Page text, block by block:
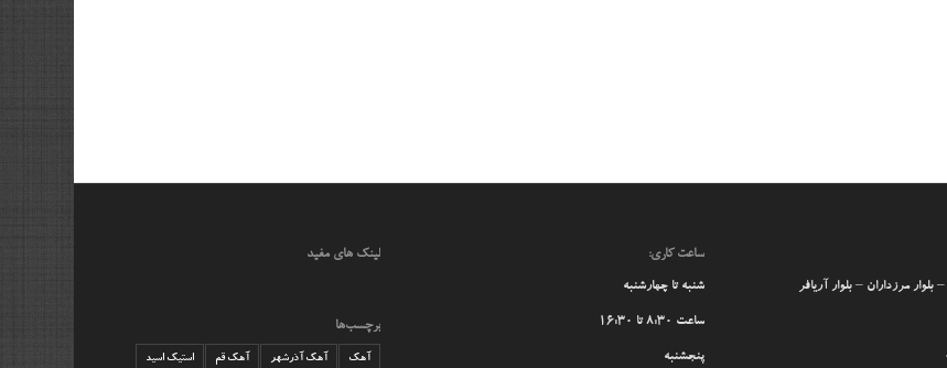
مرزداران – بلوار آریافر
ساعت کاری:
شنبه تا چهارشنبه
ساعت 8:30 تا 16:30
پنجشنبه
لینک های مفید
برچسب‌ها
آهک آهک آذرشهر آهک قم استیک اسید